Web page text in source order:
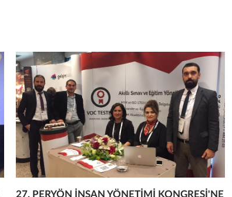
27. PERYÖN İNSAN YÖNETİMİ KONGRESİ'NE